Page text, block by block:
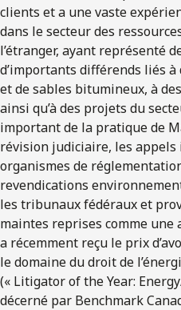
clients et a une vaste
dans le secteur des
l’étranger, ayant représenté
d’importants différends liés
et de sables bitumineux, à
ainsi qu’à des projets du
important de la pratique de
révision judiciaire, les
organismes de
revendications
les tribunaux fédéraux et
maintes reprises comme une
a récemment reçu le prix
le domaine du droit de
(« Litigator of the Year:
décerné par Benchmark